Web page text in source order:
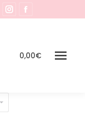
Instagram
page
new
page
in
0,00€